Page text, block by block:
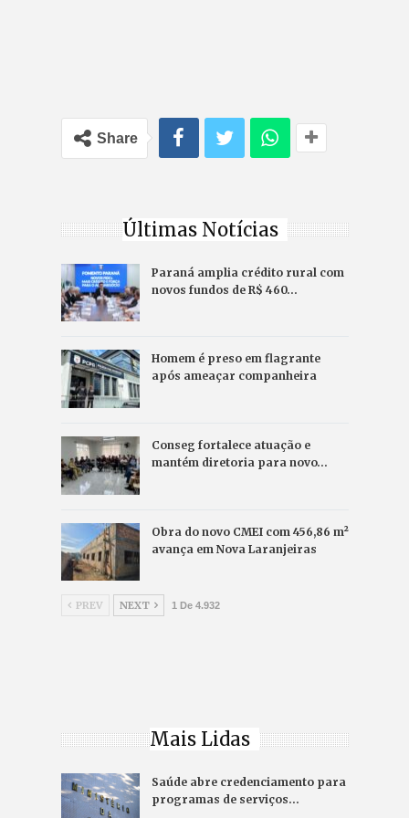
Share
Últimas Notícias
Paraná amplia crédito rural com
novos fundos de R$ 460…
Homem é preso em flagrante
após ameaçar companheira
Conseg fortalece atuação e
mantém diretoria para novo…
Obra do novo CMEI com 456,86 m²
avança em Nova Laranjeiras
PREV NEXT 1 De 4.932
Mais Lidas
Saúde abre credenciamento para
programas de serviços…